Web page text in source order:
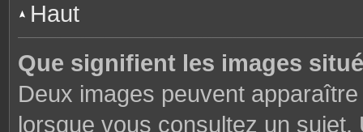
Haut
Que signifient les images
Deux images peuvent
lorsque vous consultez un sujet.